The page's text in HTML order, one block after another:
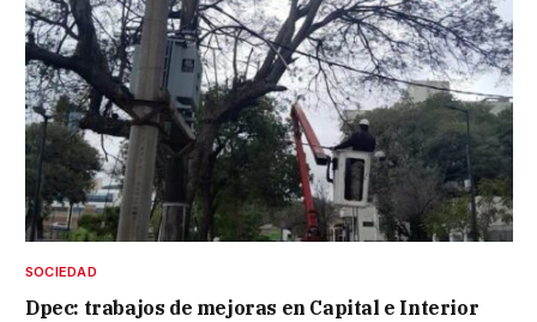
SOCIEDAD
Dpec: trabajos de mejoras en Capital e Interior